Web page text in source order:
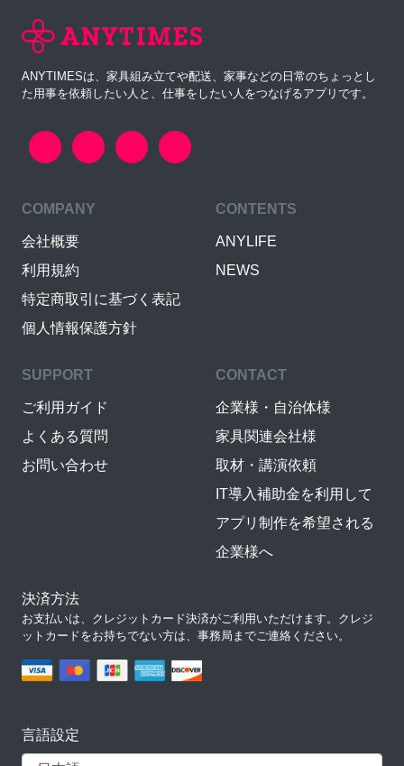
ANYTIMESは、家具組み立てや配送、家事などの日常のちょっとし
た用事を依頼したい人と、仕事をしたい人をつなげるアプリです。
COMPANY
会社概要
利用規約
特定商取引に基づく表記
個人情報保護方針
CONTENTS
ANYLIFE
NEWS
SUPPORT
ご利用ガイド
よくある質問
お問い合わせ
CONTACT
企業様・自治体様
家具関連会社様
取材・講演依頼
IT導入補助金を利用して
アプリ制作を希望される
企業様へ
決済方法
お支払いは、クレジットカード決済がご利用いただけます。クレジ
ットカードをお持ちでない方は、事務局までご連絡ください。
言語設定